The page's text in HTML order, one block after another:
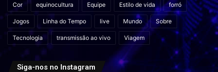
Cor equinocultura Equipe Estilo de vida forró
Jogos Linha do Tempo live Mundo Sobre
Tecnologia transmissão ao vivo Viagem
Siga-nos no Instagram